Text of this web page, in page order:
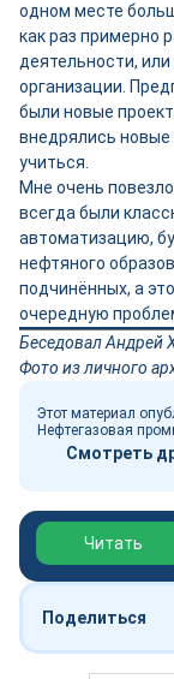
одном месте
как раз примерно
деятельности,
организации.
были новые
внедрялись новые
учиться.
Мне очень
всегда были
автоматизацию,
нефтяного
подчинённых, а
очередную
Беседовал Андрей
Фото из личного
Этот материал
Нефтегазовая
Смотреть
Читать
Поделиться